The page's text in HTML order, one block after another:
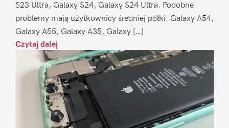
S23 Ultra, Galaxy S24, Galaxy S24 Ultra. Podobne
problemy mają użytkownicy średniej półki: Galaxy A54,
Galaxy A55, Galaxy A35, Galaxy […]
Czytaj dalej